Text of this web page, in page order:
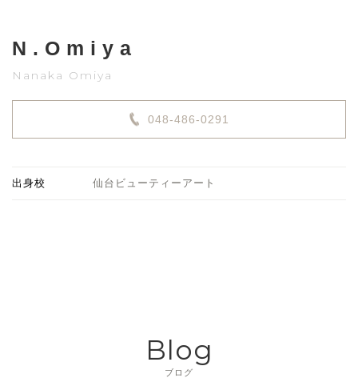
N.Omiya
Nanaka Omiya
048-486-0291
出身校 仙台ビューティーアート
Blog
ブログ